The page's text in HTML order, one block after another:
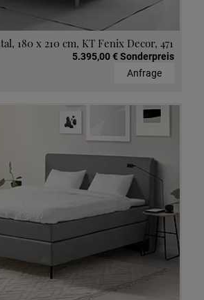
180 x 210 cm, KT Fenix Decor, 471
5.395,00 € Sonderpreis
Anfrage